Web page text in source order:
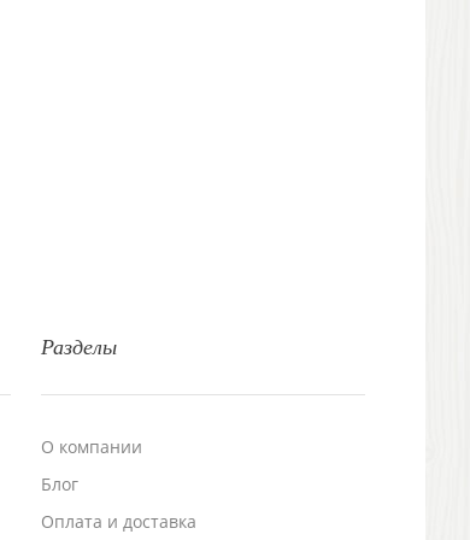
Разделы
О компании
Блог
Оплата и доставка